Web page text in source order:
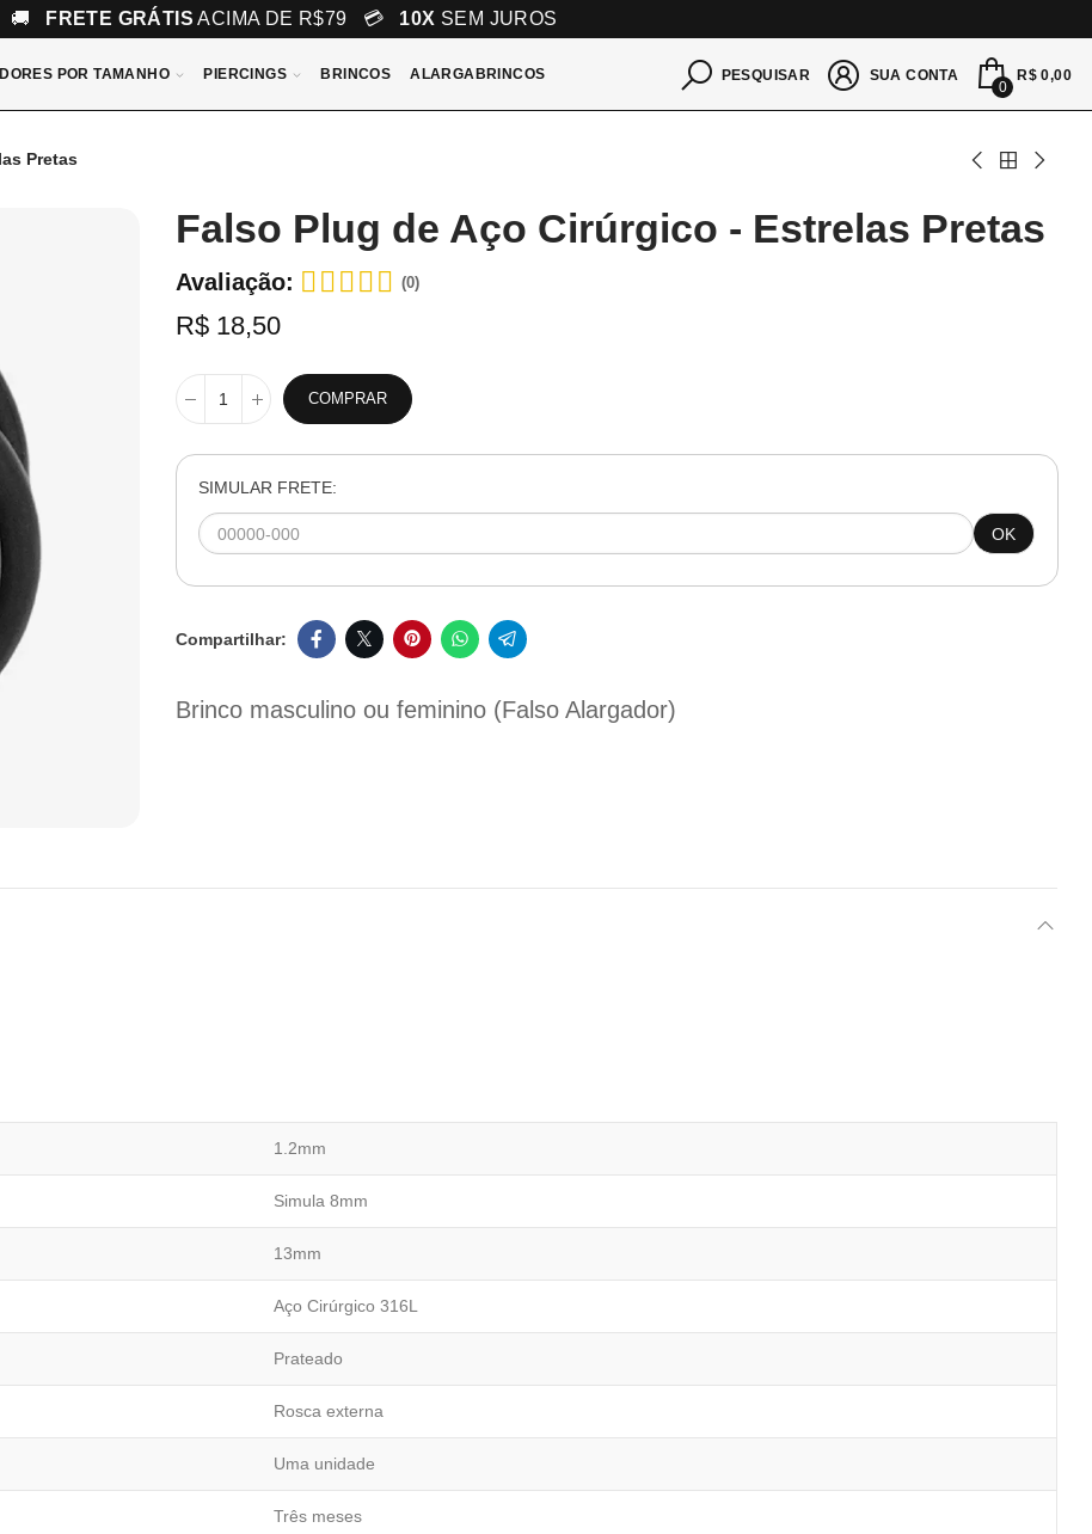
🚚 FRETE GRÁTIS ACIMA DE R$79 💳 10X SEM JUROS
POR TAMANHO PIERCINGS BRINCOS ALARGABRINCOS PESQUISAR SUA CONTA
0
R$ 0,00
Pretas
Falso Plug de Aço Cirúrgico - Estrelas Pretas
Avaliação: (0)
R$ 18,50
COMPRAR
SIMULAR FRETE:
OK
Brinco masculino ou feminino (Falso Alargador)
1.2mm
Simula 8mm
13mm
Aço Cirúrgico 316L
Prateado
Rosca externa
Uma unidade
Três meses